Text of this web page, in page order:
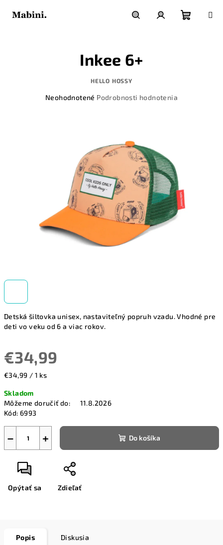
Detská šiltovka unisex, nastaviteľný popruh vzadu. Vhodné pre
deti vo veku od 6 a viac rokov.
€34,99
Jednotková
€34,99 / 1 ks
Skladom
Môžeme doručiť do:
11.8.2026
Kód: 6993
+
− Do košíka
Opýtať sa Zdieľať
Inkee 6+
HELLO HOSSY
Priemerné
hviezdičiek.
Neohodnotené Podrobnosti hodnotenia
Popis Diskusia